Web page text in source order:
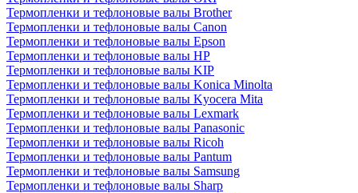
Термопленки и тефлоновые валы Brother
Термопленки и тефлоновые валы Canon
Термопленки и тефлоновые валы Epson
Термопленки и тефлоновые валы HP
Термопленки и тефлоновые валы KIP
Термопленки и тефлоновые валы Konica Minolta
Термопленки и тефлоновые валы Kyocera Mita
Термопленки и тефлоновые валы Lexmark
Термопленки и тефлоновые валы Panasonic
Термопленки и тефлоновые валы Ricoh
Термопленки и тефлоновые валы Pantum
Термопленки и тефлоновые валы Samsung
Термопленки и тефлоновые валы Sharp